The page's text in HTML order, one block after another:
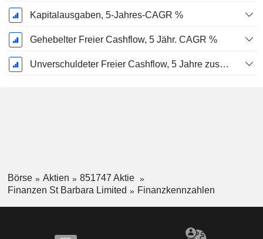
Kapitalausgaben, 5-Jahres-CAGR %
Gehebelter Freier Cashflow, 5 Jähr. CAGR %
Unverschuldeter Freier Cashflow, 5 Jahre zusammengesetzte jährliche Wachstumsrate %
Börse Aktien
851747 Aktie
Finanzen St Barbara Limited
Finanzkennzahlen